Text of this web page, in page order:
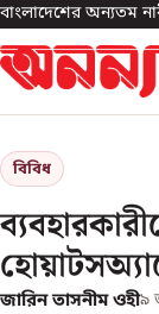
বাংলাদেশের অন্যতম
বিবিধ
জারিন তাসনীম ওহী৯